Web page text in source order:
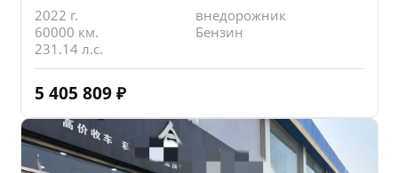
2022 г.
внедорожник
60000 км.
Бензин
231.14 л.с.
5 405 809 ₽